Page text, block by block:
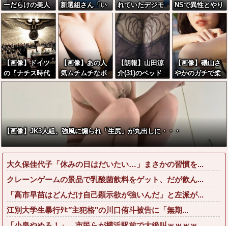
ーだらけの美人
海鮮料理人、現
る！！←コレは
セクシー過ぎて
ワイらにブッ刺
さりまくりw w
w w w w w w w
新選組さん「い
のちの党」に改
名ｗｗｗｗｗｗ
ｗｗ
れていたデジモ
ンさん、令和に
全盛期を超える
利益を生み出し
ていた
NSで異性とやり
とり《不倫》に
なる？→既婚男
女の約7割がまさ
かの『こう』回
答してしまうw
w w w w w w w
【画像】ドイツ
の『ナチス時代
の国会』がガチ
【画像】あの人
気ムチムチなポ
ケモン、エッチ
なフィギュアに
なる
【朗報】山田涼
介(31)のベッド
シーン、●●すぎ
るwwwwwww
【画像】磯山さ
やかのガチで柔
らかそうなお乳
wwwwwww
【画像】JK3人組、強風に煽られ「生尻」が丸出しに・・・
大久保佳代子「休みの日はだいたい…」まさかの習慣を...
クレーンゲームの景品で乳酸菌飲料をゲット、だが飲ん...
「高市早苗はどんだけ自己顕示欲が強いんだ」と左派が...
江別大学生暴行ﾀﾋ″主犯格″の川口侑斗被告に「無期...